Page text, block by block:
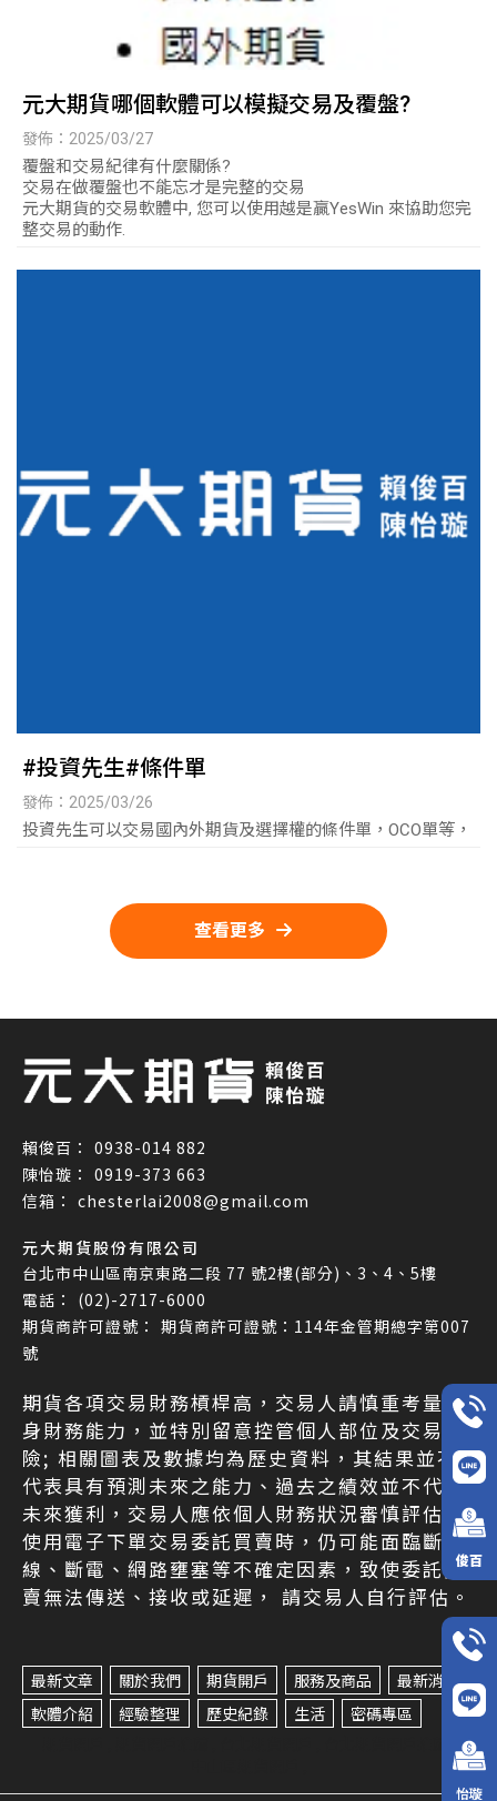
元大期貨哪個軟體可以模擬交易及覆盤?
發佈：2025/03/27
覆盤和交易紀律有什麼關係?
交易在做覆盤也不能忘才是完整的交易
元大期貨的交易軟體中, 您可以使用越是贏YesWin 來協助您完
整交易的動作.
#投資先生#條件單
發佈：2025/03/26
投資先生可以交易國內外期貨及選擇權的條件單，OCO單等，
查看更多
0938-014 882
0919-373 663
chesterlai2008@gmail.com
元大期貨股份有限公司
台北市中山區南京東路二段 77 號2樓(部分)、3、4、5樓
(02)-2717-6000
期貨商許可證號：114年金管期總字第007
號
期貨各項交易財務槓桿高，交易人請慎重考量自
身財務能力，並特別留意控管個人部位及交易風
險; 相關圖表及數據均為歷史資料，其結果並不
代表具有預測未來之能力、過去之績效並不代表
未來獲利，交易人應依個人財務狀況審慎評估。
使用電子下單交易委託買賣時，仍可能面臨斷
線、斷電、網路壅塞等不確定因素，致使委託買
賣無法傳送、接收或延遲， 請交易人自行評估。
最新文章 關於我們 期貨開戶 服務及商品
最新消息
軟體介紹
經驗整理 歷史紀錄 生活
密碼專區
俊百
怡璇